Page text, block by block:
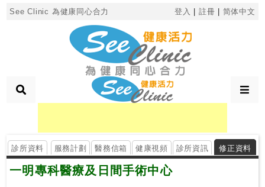
See Clinic 為健康同心合力 登入 註冊 简体中文
診
所
搜
尋
×
診所資料 服務計劃 醫務信箱 健康視頻 診所資訊 修正資料
一明專科醫療及日間手術中心